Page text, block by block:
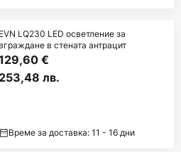
EVN LQ230 LED осветление за
вграждане в стената антрацит
€
лв.
Време за доставка: 11 - 16 дни